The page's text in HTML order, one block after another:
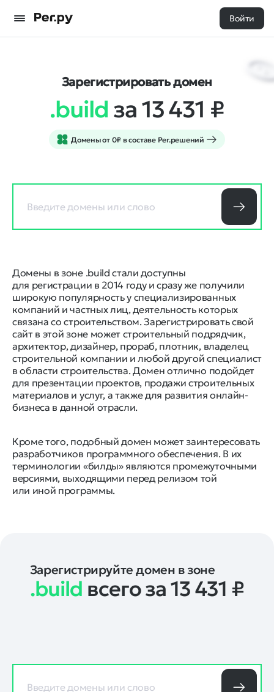
Войти
Зарегистрировать домен
.build за 13 431 ₽
Домены от 0₽ в составе Рег.решений
Домены в зоне .build стали доступны
для регистрации в 2014 году и сразу же получили
широкую популярность у специализированных
компаний и частных лиц, деятельность которых
связана со строительством. Зарегистрировать свой
сайт в этой зоне может строительный подрядчик,
архитектор, дизайнер, прораб, плотник, владелец
строительной компании и любой другой специалист
в области строительства. Домен отлично подойдет
для презентации проектов, продажи строительных
материалов и услуг, а также для развития онлайн-
бизнеса в данной отрасли.
Кроме того, подобный домен может заинтересовать
разработчиков программного обеспечения. В их
терминологии «билды» являются промежуточными
версиями, выходящими перед релизом той
или иной программы.
Зарегистрируйте домен в зоне
.build всего за 13 431 ₽